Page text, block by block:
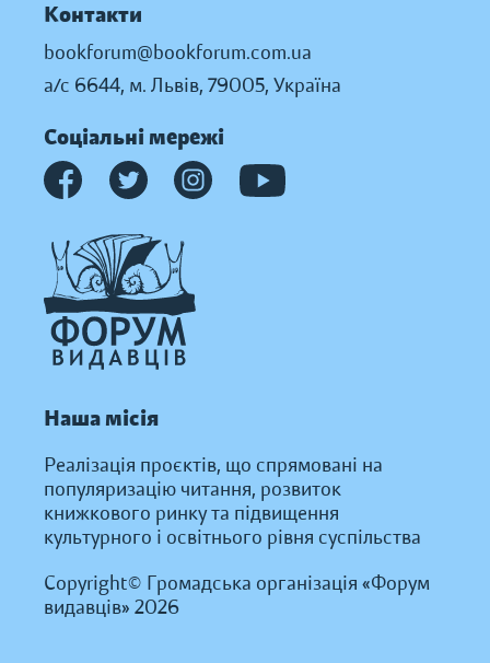
Контакти
bookforum@bookforum.com.ua
а/с 6644, м. Львів, 79005, Україна
Соціальні мережі
Наша місія
Реалізація проєктів, що спрямовані на
популяризацію читання, розвиток
книжкового ринку та підвищення
культурного і освітнього рівня суспільства
Copyright© Громадська організація «Форум
видавців» 2026